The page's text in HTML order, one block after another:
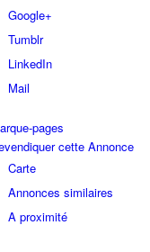
Google+
Tumblr
LinkedIn
Mail
pages
cette Annonce
Carte
Annonces similaires
A proximité